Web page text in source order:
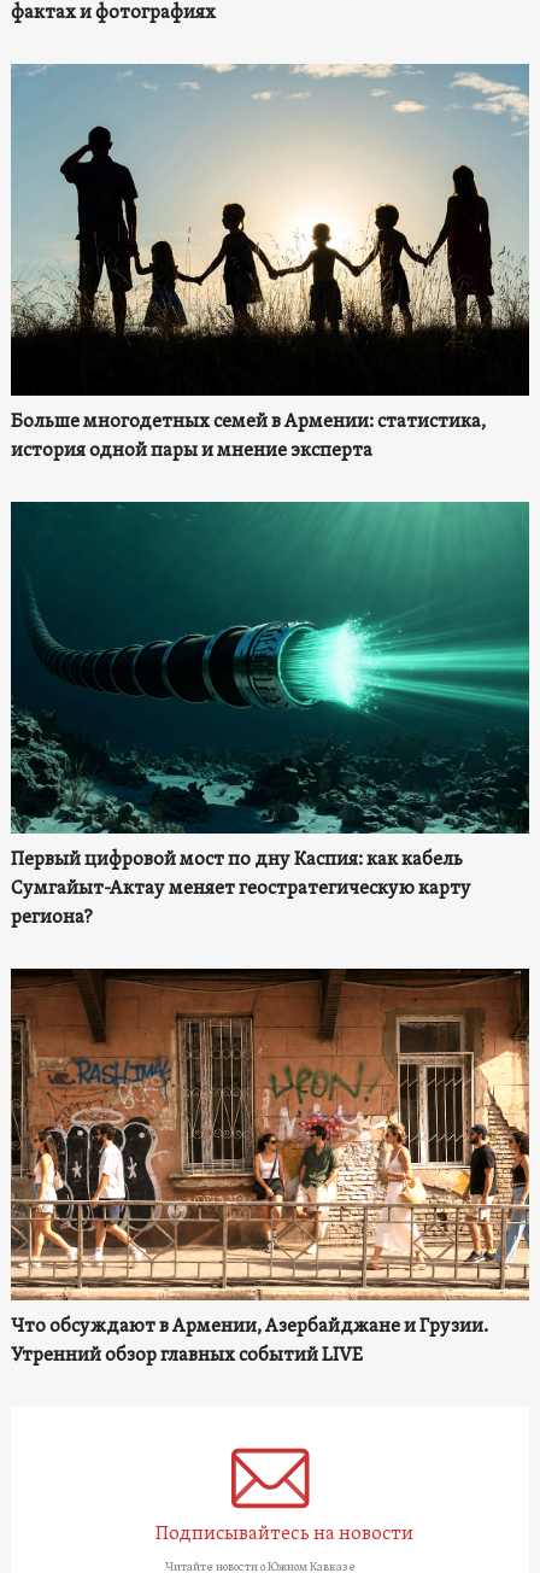
фактах и фотографиях
Больше многодетных семей в Армении: статистика,
история одной пары и мнение эксперта
Первый цифровой мост по дну Каспия: как кабель
Сумгайыт-Актау меняет геостратегическую карту
региона?
Что обсуждают в Армении, Азербайджане и Грузии.
Утренний обзор главных событий LIVE
Подписывайтесь на новости
Читайте новости о Южном Кавказе